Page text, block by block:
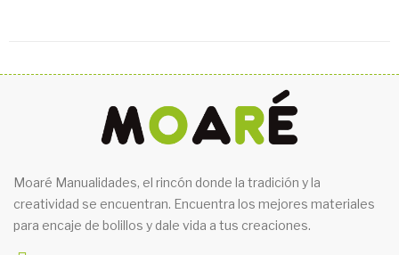
Moaré Manualidades, el rincón donde la tradición y la
creatividad se encuentran. Encuentra los mejores materiales
para encaje de bolillos y dale vida a tus creaciones.